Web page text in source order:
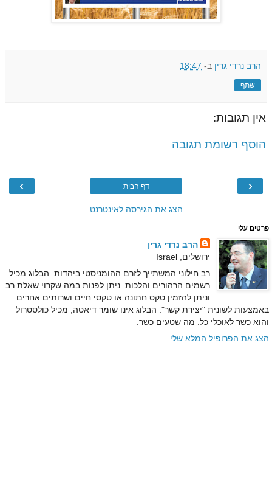
הרב נרדי גרין ב- 18:47
שתף
אין תגובות:
הוסף רשומת תגובה
‹
› דף הבית
הצג את הגירסה לאינטרנט
פרטים עלי
הרב נרדי גרין
ירושלים, Israel
רב חילוני המשתייך לזרם ההומניסטי ביהדות. הבלוג מכיל
רשמים הרהורים והלכות. ניתן לפנות במה שקרוי שאלת רב
וניתן להזמין טקס חתונה או טקסי חיים ושרותים אחרים
באמצעות לשונית "יצירת קשר". הבלוג אינו שומר דיאטה, מכיל כולסטרול
והוא כשר לאוכלי כל. מה שטעים כשר.
הצג את הפרופיל המלא שלי